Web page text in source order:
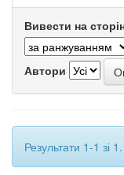
Вивести на
Автори
Результати 1-1 зі 1.